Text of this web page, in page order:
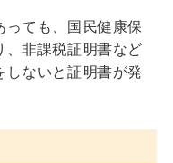
ても、国民健康保
、非課税証明書など
しないと証明書が発